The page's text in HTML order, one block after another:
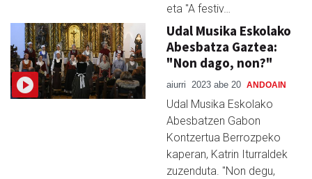
eta "A festiv…
Udal Musika Eskolako
Abesbatza Gaztea:
"Non dago, non?"
aiurri 2023 abe 20 ANDOAIN
Udal Musika Eskolako
Abesbatzen Gabon
Kontzertua Berrozpeko
kaperan, Katrin Iturraldek
zuzenduta. "Non degu,